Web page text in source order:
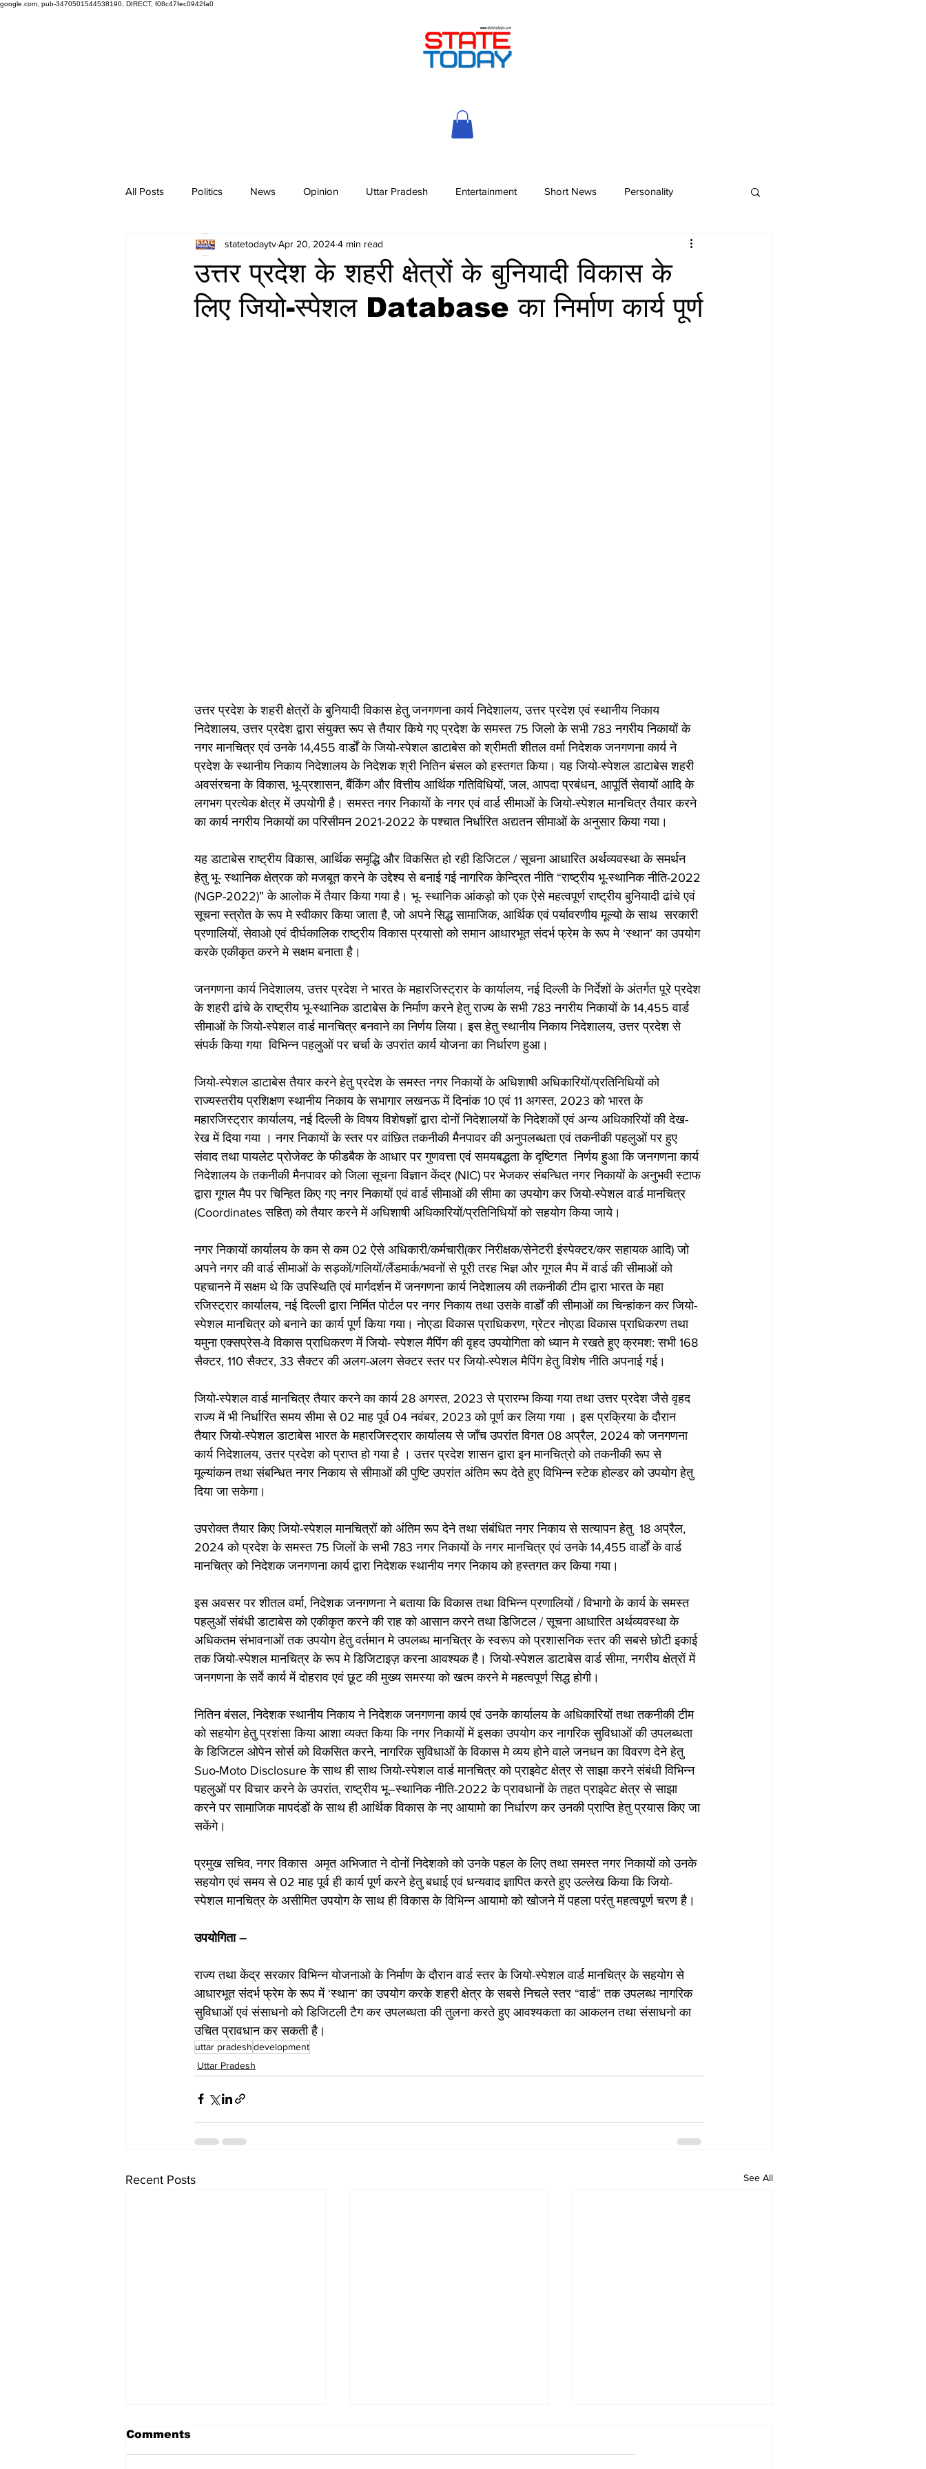
google.com, pub-3470501544538190, DIRECT, f08c47fec0942fa0
All Posts Politics News Opinion Uttar Pradesh Entertainment Short News Personality
उत्तर प्रदेश के शहरी क्षेत्रों के बुनियादी विकास के
लिए जियो-स्पेशल Database का निर्माण कार्य पूर्ण
statetodaytvApr 20, 20244 min read
उत्तर प्रदेश के शहरी क्षेत्रों के बुनियादी विकास हेतु जनगणना कार्य निदेशालय, उत्तर प्रदेश एवं स्थानीय निकाय
निदेशालय, उत्तर प्रदेश द्वारा संयुक्त रूप से तैयार किये गए प्रदेश के समस्त 75 जिलो के सभी 783 नगरीय निकायों के
नगर मानचित्र एवं उनके 14,455 वार्डों के जियो-स्पेशल डाटाबेस को श्रीमती शीतल वर्मा निदेशक जनगणना कार्य ने
प्रदेश के स्थानीय निकाय निदेशालय के निदेशक श्री नितिन बंसल को हस्तगत किया। यह जियो-स्पेशल डाटाबेस शहरी
अवसंरचना के विकास, भू-प्रशासन, बैंकिंग और वित्तीय आर्थिक गतिविधियों, जल, आपदा प्रबंधन, आपूर्ति सेवायों आदि के
लगभग प्रत्येक क्षेत्र में उपयोगी है। समस्त नगर निकायों के नगर एवं वार्ड सीमाओं के जियो-स्पेशल मानचित्र तैयार करने
का कार्य नगरीय निकायों का परिसीमन 2021-2022 के पश्चात निर्धारित अद्यतन सीमाओं के अनुसार किया गया।
यह डाटाबेस राष्ट्रीय विकास, आर्थिक समृद्धि और विकसित हो रही डिजिटल / सूचना आधारित अर्थव्यवस्था के समर्थन
हेतु भू- स्थानिक क्षेत्रक को मजबूत करने के उद्देश्य से बनाई गई नागरिक केन्द्रित नीति “राष्ट्रीय भू-स्थानिक नीति-2022
(NGP-2022)” के आलोक में तैयार किया गया है। भू- स्थानिक आंकड़ो को एक ऐसे महत्वपूर्ण राष्ट्रीय बुनियादी ढांचे एवं
सूचना स्त्रोत के रूप मे स्वीकार किया जाता है, जो अपने सिद्ध सामाजिक, आर्थिक एवं पर्यावरणीय मूल्यो के साथ  सरकारी
प्रणालियों, सेवाओ एवं दीर्घकालिक राष्ट्रीय विकास प्रयासो को समान आधारभूत संदर्भ फ्रेम के रूप मे ‘स्थान’ का उपयोग
करके एकीकृत करने मे सक्षम बनाता है।
जनगणना कार्य निदेशालय, उत्तर प्रदेश ने भारत के महारजिस्ट्रार के कार्यालय, नई दिल्ली के निर्देशों के अंतर्गत पूरे प्रदेश
के शहरी ढांचे के राष्ट्रीय भू-स्थानिक डाटाबेस के निर्माण करने हेतु राज्य के सभी 783 नगरीय निकायों के 14,455 वार्ड
सीमाओं के जियो-स्पेशल वार्ड मानचित्र बनवाने का निर्णय लिया। इस हेतु स्थानीय निकाय निदेशालय, उत्तर प्रदेश से
संपर्क किया गया  विभिन्न पहलुओं पर चर्चा के उपरांत कार्य योजना का निर्धारण हुआ।
जियो-स्पेशल डाटाबेस तैयार करने हेतु प्रदेश के समस्त नगर निकायों के अधिशाषी अधिकारियों/प्रतिनिधियों को
राज्यस्तरीय प्रशिक्षण स्थानीय निकाय के सभागार लखनऊ में दिनांक 10 एवं 11 अगस्त, 2023 को भारत के
महारजिस्ट्रार कार्यालय, नई दिल्ली के विषय विशेषज्ञों द्वारा दोनों निदेशालयों के निदेशकों एवं अन्य अधिकारियों की देख-
रेख में दिया गया । नगर निकायों के स्तर पर वांछित तकनीकी मैनपावर की अनुपलब्धता एवं तकनीकी पहलुओं पर हुए
संवाद तथा पायलेट प्रोजेक्ट के फीडबैक के आधार पर गुणवत्ता एवं समयबद्धता के दृष्टिगत  निर्णय हुआ कि जनगणना कार्य
निदेशालय के तकनीकी मैनपावर को जिला सूचना विज्ञान केंद्र (NIC) पर भेजकर संबन्धित नगर निकायों के अनुभवी स्टाफ
द्वारा गूगल मैप पर चिन्हित किए गए नगर निकायों एवं वार्ड सीमाओं की सीमा का उपयोग कर जियो-स्पेशल वार्ड मानचित्र
(Coordinates सहित) को तैयार करने में अधिशाषी अधिकारियों/प्रतिनिधियों को सहयोग किया जाये।
नगर निकायों कार्यालय के कम से कम 02 ऐसे अधिकारी/कर्मचारी(कर निरीक्षक/सेनेटरी इंस्पेक्टर/कर सहायक आदि) जो
अपने नगर की वार्ड सीमाओं के सड़कों/गलियों/लैंडमार्क/भवनों से पूरी तरह भिज्ञ और गूगल मैप में वार्ड की सीमाओं को
पहचानने में सक्षम थे कि उपस्थिति एवं मार्गदर्शन में जनगणना कार्य निदेशालय की तकनीकी टीम द्वारा भारत के महा
रजिस्ट्रार कार्यालय, नई दिल्ली द्वारा निर्मित पोर्टल पर नगर निकाय तथा उसके वार्डों की सीमाओं का चिन्हांकन कर जियो-
स्पेशल मानचित्र को बनाने का कार्य पूर्ण किया गया। नोएडा विकास प्राधिकरण, ग्रेटर नोएडा विकास प्राधिकरण तथा
यमुना एक्सप्रेस-वे विकास प्राधिकरण में जियो- स्पेशल मैपिंग की वृहद उपयोगिता को ध्यान मे रखते हुए क्रमश: सभी 168
सैक्टर, 110 सैक्टर, 33 सैक्टर की अलग-अलग सेक्टर स्तर पर जियो-स्पेशल मैपिंग हेतु विशेष नीति अपनाई गई।
जियो-स्पेशल वार्ड मानचित्र तैयार करने का कार्य 28 अगस्त, 2023 से प्रारम्भ किया गया तथा उत्तर प्रदेश जैसे वृहद
राज्य में भी निर्धारित समय सीमा से 02 माह पूर्व 04 नवंबर, 2023 को पूर्ण कर लिया गया । इस प्रक्रिया के दौरान
तैयार जियो-स्पेशल डाटाबेस भारत के महारजिस्ट्रार कार्यालय से जाँच उपरांत विगत 08 अप्रैल, 2024 को जनगणना
कार्य निदेशालय, उत्तर प्रदेश को प्राप्त हो गया है । उत्तर प्रदेश शासन द्वारा इन मानचित्रो को तकनीकी रूप से
मूल्यांकन तथा संबन्धित नगर निकाय से सीमाओं की पुष्टि उपरांत अंतिम रूप देते हुए विभिन्न स्टेक होल्डर को उपयोग हेतु
दिया जा सकेगा।
उपरोक्त तैयार किए जियो-स्पेशल मानचित्रों को अंतिम रूप देने तथा संबंधित नगर निकाय से सत्यापन हेतु  18 अप्रैल,
2024 को प्रदेश के समस्त 75 जिलों के सभी 783 नगर निकायों के नगर मानचित्र एवं उनके 14,455 वार्डों के वार्ड
मानचित्र को निदेशक जनगणना कार्य द्वारा निदेशक स्थानीय नगर निकाय को हस्तगत कर किया गया।
इस अवसर पर शीतल वर्मा, निदेशक जनगणना ने बताया कि विकास तथा विभिन्न प्रणालियों / विभागो के कार्य के समस्त
पहलुओं संबंधी डाटाबेस को एकीकृत करने की राह को आसान करने तथा डिजिटल / सूचना आधारित अर्थव्यवस्था के
अधिकतम संभावनाओं तक उपयोग हेतु वर्तमान मे उपलब्ध मानचित्र के स्वरूप को प्रशासनिक स्तर की सबसे छोटी इकाई
तक जियो-स्पेशल मानचित्र के रूप मे डिजिटाइज़ करना आवश्यक है। जियो-स्पेशल डाटाबेस वार्ड सीमा, नगरीय क्षेत्रों में
जनगणना के सर्वे कार्य में दोहराव एवं छूट की मुख्य समस्या को खत्म करने मे महत्वपूर्ण सिद्ध होगी।
नितिन बंसल, निदेशक स्थानीय निकाय ने निदेशक जनगणना कार्य एवं उनके कार्यालय के अधिकारियों तथा तकनीकी टीम
को सहयोग हेतु प्रशंसा किया आशा व्यक्त किया कि नगर निकायों में इसका उपयोग कर नागरिक सुविधाओं की उपलब्धता
के डिजिटल ओपेन सोर्स को विकसित करने, नागरिक सुविधाओं के विकास मे व्यय होने वाले जनधन का विवरण देने हेतु
Suo-Moto Disclosure के साथ ही साथ जियो-स्पेशल वार्ड मानचित्र को प्राइवेट क्षेत्र से साझा करने संबंधी विभिन्न
पहलुओं पर विचार करने के उपरांत, राष्ट्रीय भू–स्थानिक नीति-2022 के प्रावधानों के तहत प्राइवेट क्षेत्र से साझा
करने पर सामाजिक मापदंडों के साथ ही आर्थिक विकास के नए आयामो का निर्धारण कर उनकी प्राप्ति हेतु प्रयास किए जा
सकेंगे।
प्रमुख सचिव, नगर विकास  अमृत अभिजात ने दोनों निदेशको को उनके पहल के लिए तथा समस्त नगर निकायों को उनके
सहयोग एवं समय से 02 माह पूर्व ही कार्य पूर्ण करने हेतु बधाई एवं धन्यवाद ज्ञापित करते हुए उल्लेख किया कि जियो-
स्पेशल मानचित्र के असीमित उपयोग के साथ ही विकास के विभिन्न आयामो को खोजने में पहला परंतु महत्वपूर्ण चरण है।
उपयोगिता –
राज्य तथा केंद्र सरकार विभिन्न योजनाओ के निर्माण के दौरान वार्ड स्तर के जियो-स्पेशल वार्ड मानचित्र के सहयोग से
आधारभूत संदर्भ फ्रेम के रूप में ‘स्थान’ का उपयोग करके शहरी क्षेत्र के सबसे निचले स्तर “वार्ड” तक उपलब्ध नागरिक
सुविधाओं एवं संसाधनो को डिजिटली टैग कर उपलब्धता की तुलना करते हुए आवश्यकता का आकलन तथा संसाधनो का
उचित प्रावधान कर सकती है।
uttar pradeshdevelopment
Uttar Pradesh
Recent Posts See All
Comments